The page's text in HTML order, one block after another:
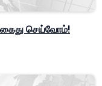
கைது செய்வோம்!